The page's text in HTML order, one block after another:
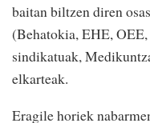
baitan biltzen diren
(Behatokia, EHE,
sindikatuak,
elkarteak.
Eragile horiek